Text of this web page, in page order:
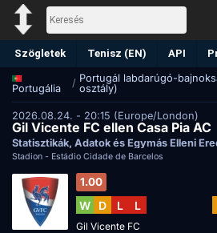
Szögletek Tenisz (EN) API
Portugália / Portugál labdarúgó-
osztály)
2026.08.24. - 20:15 (Europe/London)
Gil Vicente FC ellen Casa Pia AC
Statisztikák, Adatok és Egymás Elleni
Stadion - Estádio Cidade de Barcelos
1.00
W D L L
Gil Vicente FC